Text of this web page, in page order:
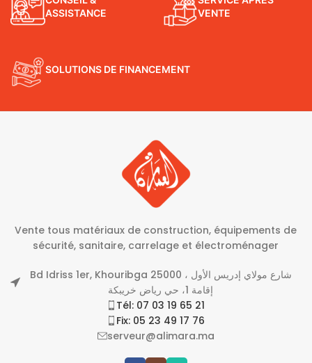
ASSISTANCE
VENTE
SOLUTIONS DE FINANCEMENT
Vente tous matériaux de construction, équipements de
sécurité, sanitaire, carrelage et électroménager
Bd Idriss 1er, Khouribga 25000 شارع مولاي إدريس الأول ،
إقامة 1، حي رياض خريبكة
Tél: 07 03 19 65 21
Fix: 05 23 49 17 76
serveur@alimara.ma